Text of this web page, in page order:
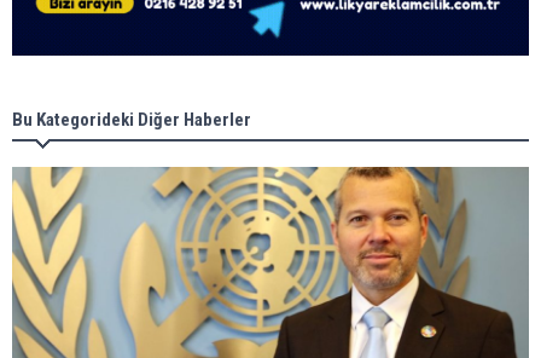
Bu Kategorideki Diğer Haberler